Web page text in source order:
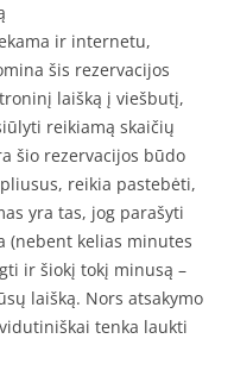
ir internetu,
šis rezervacijos
laišką į viešbutį,
reikiamą skaičių
šio rezervacijos būdo
reikia pastebėti,
yra tas, jog parašyti
(nebent kelias minutes
ir šiokį tokį minusą –
laišką. Nors atsakymo
tenka laukti